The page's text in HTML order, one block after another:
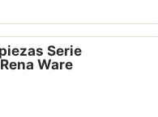
Serie
Ware